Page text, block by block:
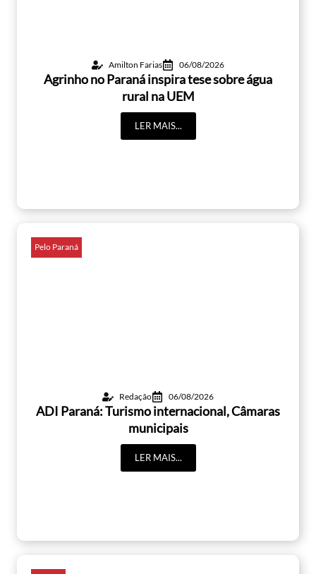
Amilton Farias 06/08/2026
Agrinho no Paraná inspira tese sobre água
rural na UEM
LER MAIS...
Pelo Paraná
Redação 06/08/2026
ADI Paraná: Turismo internacional, Câmaras
municipais
LER MAIS...